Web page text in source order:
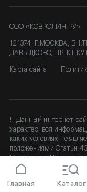
Главная Каталог
ООО «КОВРОЛИН РУ»
121374, Г.МОСКВА,
ДАВЫДКОВО, ПР-КТ
Карта сайта
!!! Данный интернет-
характер, вся
каких условиях не
положениями Статьи
Федерации. Итоговая
после подтверждения